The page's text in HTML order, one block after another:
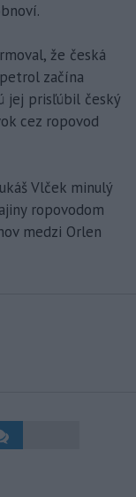
že česká
začína
jej prisľúbil český
cez ropovod
Vlček minulý
ropovodom
medzi Orlen